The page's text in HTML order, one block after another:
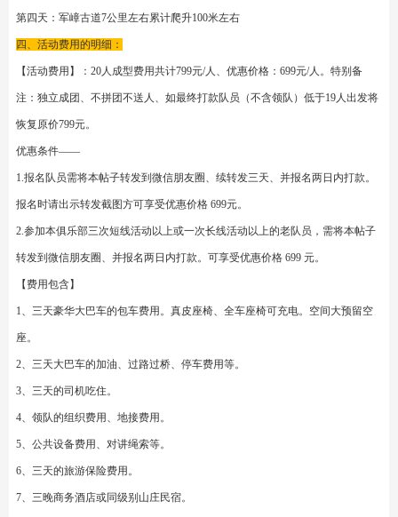
二、活动的行程安排简单介绍：
第一日：济南出发到达无锡徒步-无锡中国最受欢迎古道之一状元古道、四位状
元从这古道走出发、徒步千年古道、住宿-无锡附近。5公里小环线。
第二日：住宿地出发杭州：九溪十八涧加十里琅珰徒步：绝美小众徒步路线-九
溪烟树-九溪十八涧-龙井村-十里琅珰-杭州西湖群山-真际院-云溪竹径-后住宿桐
庐县附近品尝当地美食。11公里左右拔高400米左右
第三日：住宿地出发-徒步现实版富春山居图：竹林、瀑布和千年青石板路串起
5个绝美古村-马岭古道-芦茨村-铁索桥-蟹坑月牙坝-邵家村-卯坪村-石舍村。10
公里左右。
第四日：住宿地-无锡中国最受欢迎古道之一军嶂古道、俯瞰太湖、俯瞰蠡湖、
徒步千年古道、8公里小环线、后返回济南约20点左到达
结束返程济南-20点左右到达济南。
三、活动的性质强度：
户外旅行-轻徒：强度低、难度低、适合亲子户外、新驴小白体验。适合所有身
体健康的户外爱好者、
第一天：状元古道5公里左右累计爬升200米左右
第二天：九溪十八涧古道加十里琅珰古道11公里左右全程古道累计拔高400米
左右
第三天：富春山居图-马岭古道10公里左右、全程森林溪流古道古村、几乎无拔